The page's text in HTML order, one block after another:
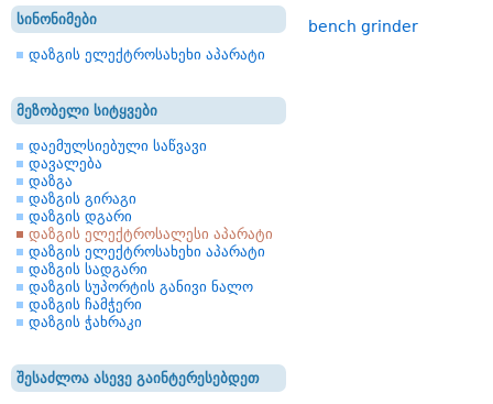
სინონიმები
დაზგის ელექტროსახეხი აპარატი
მეზობელი სიტყვები
დაემულსიებული საწვავი
დავალება
დაზგა
დაზგის გირაგი
დაზგის დგარი
დაზგის ელექტროსალესი აპარატი
დაზგის ელექტროსახეხი აპარატი
დაზგის სადგარი
დაზგის სუპორტის განივი ნალო
დაზგის ჩამჭერი
დაზგის ჭახრაკი
შესაძლოა ასევე გაინტერესებდეთ
bench grinder